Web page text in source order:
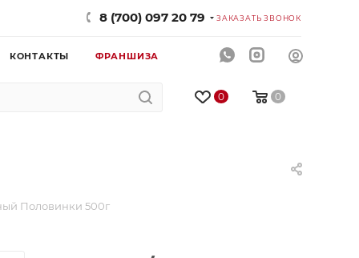
8 (700) 097 20 79 ЗАКАЗАТЬ ЗВОНОК
КОНТАКТЫ ФРАНШИЗА
0 0
Половинки 500г